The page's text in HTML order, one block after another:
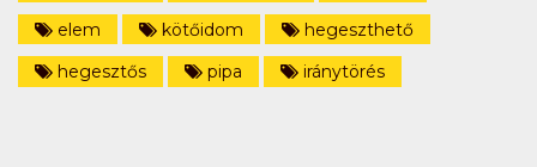
elem
kötőidom
hegeszthető
hegesztős
pipa iránytörés